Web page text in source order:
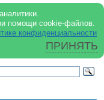
помощи cookie-файлов.
конфиденциальности
ПРИНЯТЬ
О портале
в журнале